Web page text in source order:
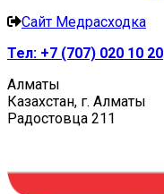
Сайт Медрасходка
Тел: +7 (707) 020 10 20
Алматы
Казахстан, г. Алматы
Радостовца 211